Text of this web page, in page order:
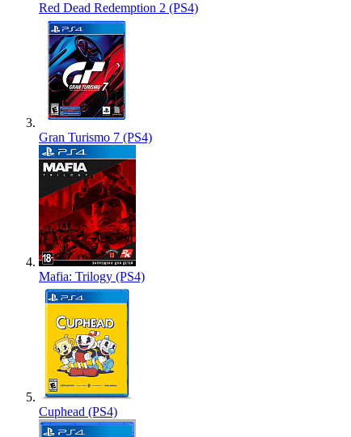
Red Dead Redemption 2 (PS4)
Gran Turismo 7 (PS4)
Mafia: Trilogy (PS4)
Cuphead (PS4)